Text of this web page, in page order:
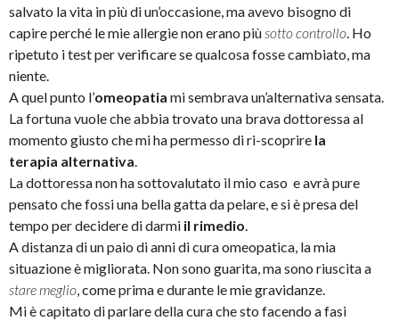
salvato la vita in più di un’occasione, ma avevo bisogno di
capire perché le mie allergie non erano piùsotto controllo. Ho
ripetuto i test per verificare se qualcosa fosse cambiato, ma
niente.
A quel punto l’omeopatia mi sembrava un’alternativa sensata.
La fortuna vuole che abbia trovato una brava dottoressa al
momento giusto che mi ha permesso di ri-scoprire la
terapia alternativa.
La dottoressa non ha sottovalutato il mio caso e avrà pure
pensato che fossi una bella gatta da pelare, e si è presa del
tempo per decidere di darmi il rimedio.
A distanza di un paio di anni di cura omeopatica, la mia
situazione è migliorata. Non sono guarita, ma sono riuscita a
stare meglio, come prima e durante le mie gravidanze.
Mi è capitato di parlare della cura che sto facendo a fasi